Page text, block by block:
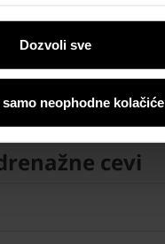
Dozvoli sve
neophodne kolačiće
cevi